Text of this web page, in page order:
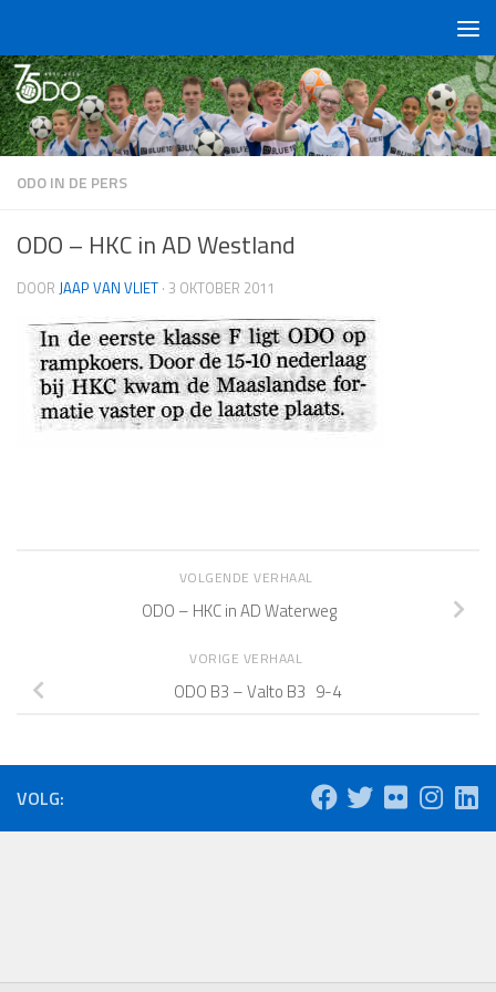
ODO IN DE PERS
ODO – HKC in AD Westland
DOOR JAAP VAN VLIET · 3 OKTOBER 2011
VOLGENDE VERHAAL
ODO – HKC in AD Waterweg
VORIGE VERHAAL
ODO B3 – Valto B3 9-4
VOLG: